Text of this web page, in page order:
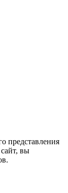
представления
вы